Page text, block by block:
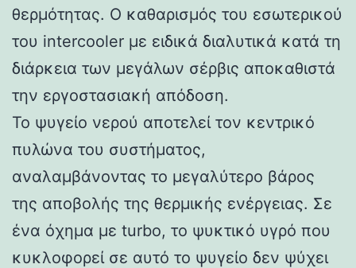
θερμότητας. Ο καθαρισμός του εσωτερικού
του intercooler με ειδικά διαλυτικά κατά τη
διάρκεια των μεγάλων σέρβις αποκαθιστά
την εργοστασιακή απόδοση.
Το ψυγείο νερού αποτελεί τον κεντρικό
πυλώνα του συστήματος,
αναλαμβάνοντας το μεγαλύτερο βάρος
της αποβολής της θερμικής ενέργειας. Σε
ένα όχημα με turbo, το ψυκτικό υγρό που
κυκλοφορεί σε αυτό το ψυγείο δεν ψύχει